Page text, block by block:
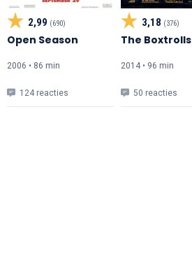
2,99 (690)
Open Season
2006 • 86 min
124 reacties
3,18 (376)
The Boxtrolls
2014 • 96 min
50 reacties